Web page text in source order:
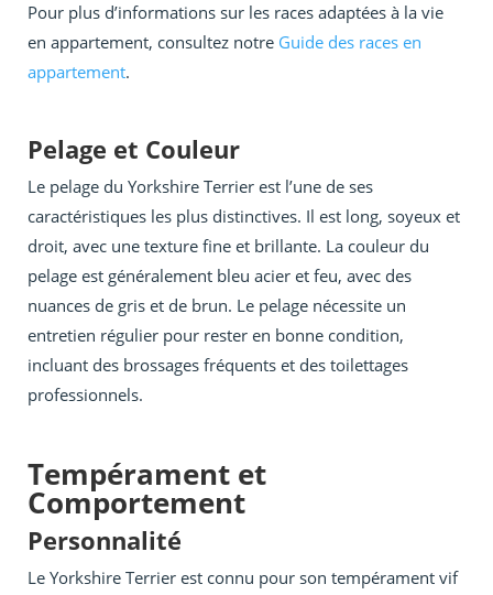
Pour plus d’informations sur les races adaptées à la vie
en appartement, consultez notre Guide des races en
appartement.
Pelage et Couleur
Le pelage du Yorkshire Terrier est l’une de ses
caractéristiques les plus distinctives. Il est long, soyeux et
droit, avec une texture fine et brillante. La couleur du
pelage est généralement bleu acier et feu, avec des
nuances de gris et de brun. Le pelage nécessite un
entretien régulier pour rester en bonne condition,
incluant des brossages fréquents et des toilettages
professionnels.
Tempérament et
Comportement
Personnalité
Le Yorkshire Terrier est connu pour son tempérament vif